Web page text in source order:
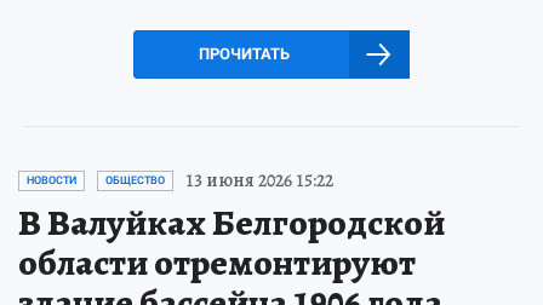
ПРОЧИТАТЬ
НОВОСТИ ОБЩЕСТВО 13 июня 2026 15:22
В Валуйках Белгородской
области отремонтируют